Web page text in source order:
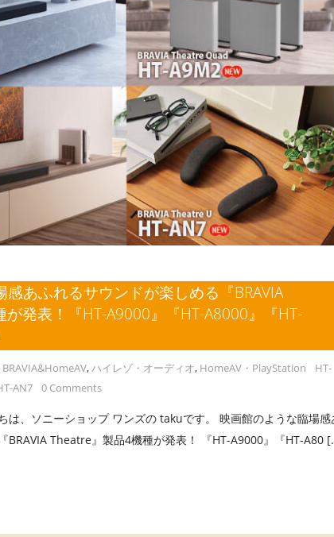
あふれるサウンドが楽しめる『BRAVIA
発表！『HT-A9000』『HT-A8000』『HT-
BRAVIA&HomeAV,ハイレゾ・オーディオ, HomeAV・PlayStation
HT-
AN7 0 Comments
、ソニーショップ ワンズの takuです。 映画館のような臨場感
BRAVIA Theatre』製品4機種が発表！ 『HT-A9000』『HT-A80